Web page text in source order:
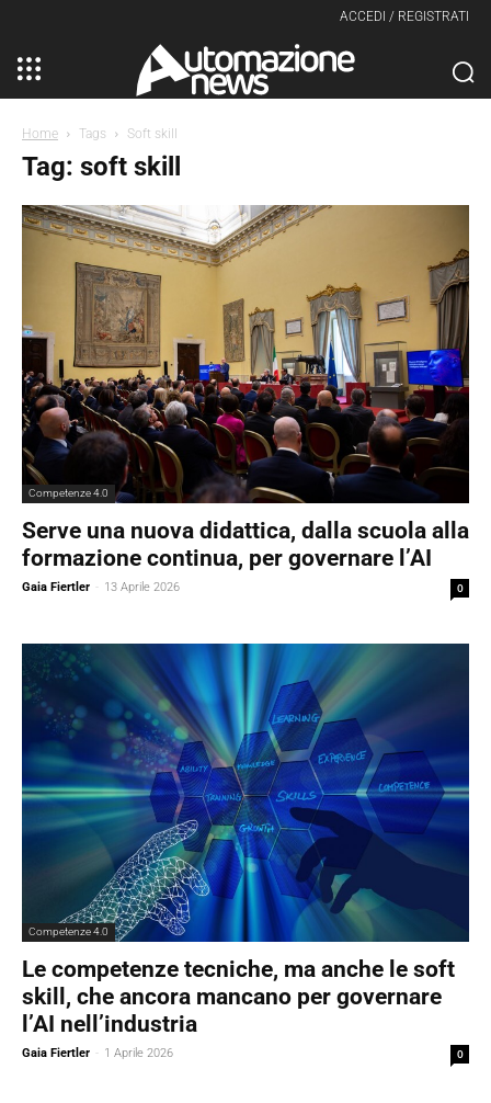
ACCEDI / REGISTRATI
Home Tags Soft skill
Tag: soft skill
Competenze 4.0
Serve una nuova didattica, dalla scuola alla
formazione continua, per governare l’AI
Gaia Fiertler - 13 Aprile 2026 0
Competenze 4.0
Le competenze tecniche, ma anche le soft
skill, che ancora mancano per governare
l’AI nell’industria
Gaia Fiertler - 1 Aprile 2026 0